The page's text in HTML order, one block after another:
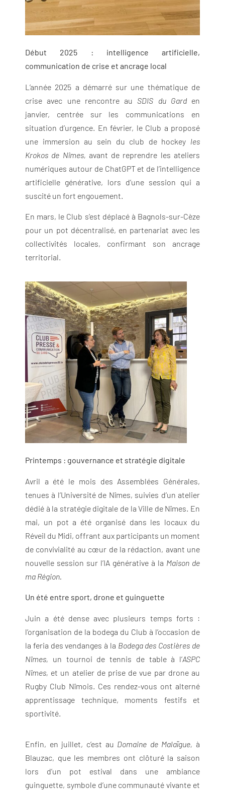
Début 2025 : intelligence artificielle,
communication de crise et ancrage local
L’année 2025 a démarré sur une thématique de
crise avec une rencontre au SDIS du Garden
janvier, centrée sur les communications en
situation d’urgence. En février, le Club a proposé
une immersion au sein du club de hockey les
Krokos de Nîmes, avant de reprendre les ateliers
numériques autour de ChatGPT et de l’intelligence
artificielle générative, lors d’une session qui a
suscité un fort engouement.
En mars, le Club s’est déplacé à Bagnols-sur-Cèze
pour un pot décentralisé, en partenariat avec les
collectivités locales, confirmant son ancrage
territorial.
Printemps : gouvernance et stratégie digitale
Avril a été le mois des Assemblées Générales,
tenues à l’Université de Nîmes, suivies d’un atelier
dédié à la stratégie digitale de la Ville de Nîmes. En
mai, un pot a été organisé dans les locaux du
Réveil du Midi, offrant aux participants un moment
de convivialité au cœur de la rédaction, avant une
nouvelle session sur l’IA générative à la Maison de
ma Région.
Un été entre sport, drone et guinguette
Juin a été dense avec plusieurs temps forts :
l’organisation de la bodega du Club à l’occasion de
la feria des vendanges à la Bodega des Costières de
Nîmes, un tournoi de tennis de table à l’ASPC
Nîmes, et un atelier de prise de vue par drone au
Rugby Club Nîmois. Ces rendez-vous ont alterné
apprentissage technique, moments festifs et
sportivité.
Enfin, en juillet, c’est au Domaine de Malaïgue, à
Blauzac, que les membres ont clôturé la saison
lors d’un pot estival dans une ambiance
guinguette, symbole d’une communauté vivante et